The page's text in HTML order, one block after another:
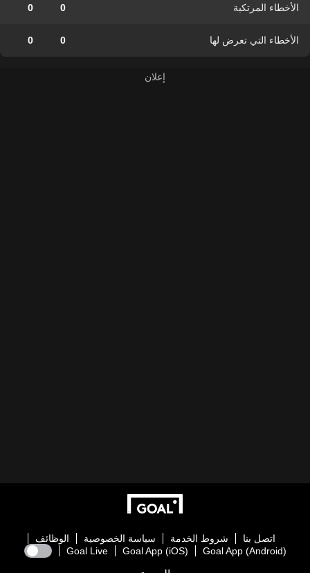
الأخطاء المرتكبة 0
0
الأخطاء التي تعرض لها 0
0
اتصل بنا شروط الخدمة سياسة الخصوصية
الوظائف
Goal App (Android)
Goal App (iOS)
Goal Live